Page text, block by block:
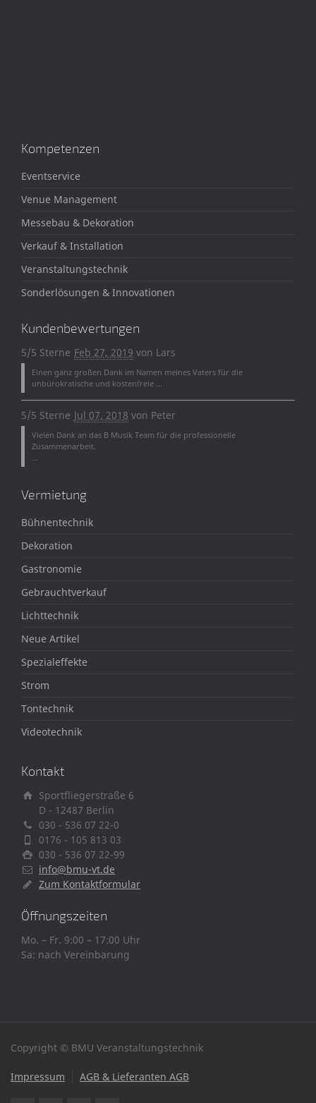
Kompetenzen
Eventservice
Venue Management
Messebau & Dekoration
Verkauf & Installation
Veranstaltungstechnik
Sonderlösungen & Innovationen
Kundenbewertungen
5/5 Sterne Feb 27, 2019 von Lars
Einen ganz großen Dank im Namen meines Vaters für die
unbürokratische und kostenfreie ...
5/5 Sterne Jul 07, 2018 von Peter
Vielen Dank an das B Musik Team für die professionelle
Zusammenarbeit.
Vermietung
Bühnentechnik
Dekoration
Gastronomie
Gebrauchtverkauf
Lichttechnik
Neue Artikel
Spezialeffekte
Strom
Tontechnik
Videotechnik
Kontakt
Sportfliegerstraße 6
D - 12487 Berlin
030 - 536 07 22-0
0176 - 105 813 03
030 - 536 07 22-99
info@bmu-vt.de
Zum Kontaktformular
Öffnungszeiten
Mo. – Fr. 9:00 – 17:00 Uhr
Sa: nach Vereinbarung
Copyright © BMU Veranstaltungstechnik
Impressum AGB & Lieferanten AGB